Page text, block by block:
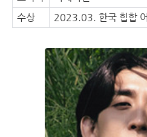
수상
2023.03. 한국 힙합